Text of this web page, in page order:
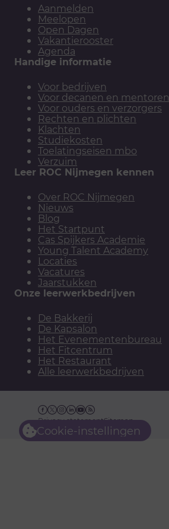
Aanmelden
Meelopen
Open Dagen
Vakantierooster
Agenda
Handige informatie
Voor bedrijven
Voor decanen en mentoren
Voor ouders en verzorgers
Rechten en plichten
Klachten
Studiekosten
Toelatingseisen mbo
Verzuim
Leer ROC Nijmegen kennen
Over ROC Nijmegen
Nieuws
Blog
Het Startpunt
Cas Spijkers Academie
Young Talent Academy
Locaties
Vacatures
Jaarstukken
Onze leerwerkbedrijven
De Bakkerij
De Kapsalon
Het Evenementenbureau
Het Fitcentrum
Het Restaurant
Alle leerwerkbedrijven
Facebook
Twitter
Instagram
Linkedin
YouTube
RSS
Privacy statementSitemap
Cookie-instellingen